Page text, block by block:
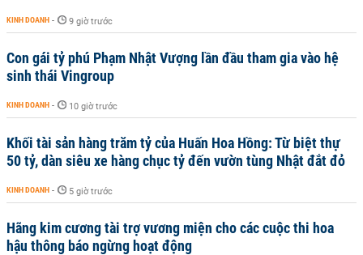
KINH DOANH - 9 giờ trước
Con gái tỷ phú Phạm Nhật Vượng lần đầu tham gia vào hệ
sinh thái Vingroup
KINH DOANH - 10 giờ trước
Khối tài sản hàng trăm tỷ của Huấn Hoa Hồng: Từ biệt thự
50 tỷ, dàn siêu xe hàng chục tỷ đến vườn tùng Nhật đắt đỏ
KINH DOANH - 5 giờ trước
Hãng kim cương tài trợ vương miện cho các cuộc thi hoa
hậu thông báo ngừng hoạt động